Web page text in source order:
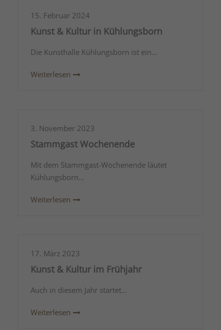
15. Februar 2024
Kunst & Kultur in Kühlungsborn
Die Kunsthalle Kühlungsborn ist ein…
Weiterlesen
3. November 2023
Stammgast Wochenende
Mit dem Stammgast-Wochenende läutet
Kühlungsborn…
Weiterlesen
17. März 2023
Kunst & Kultur im Frühjahr
Auch in diesem Jahr startet…
Weiterlesen